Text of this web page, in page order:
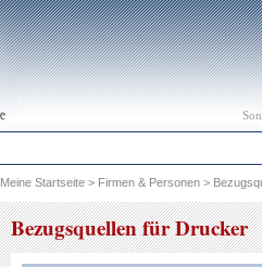
Meine Startseite > Firmen & Personen >
Bezugsquellen für Drucker